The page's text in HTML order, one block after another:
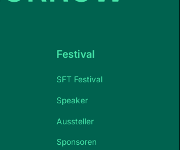
Festival
SFT Festival
Speaker
Aussteller
Sponsoren